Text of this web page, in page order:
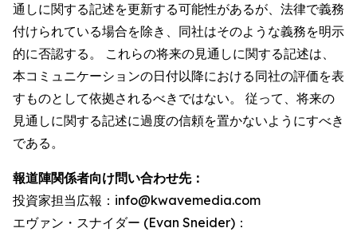
通しに関する記述を更新する可能性があるが、法律で義務
付けられている場合を除き、同社はそのような義務を明示
的に否認する。 これらの将来の見通しに関する記述は、
本コミュニケーションの日付以降における同社の評価を表
すものとして依拠されるべきではない。 従って、将来の
見通しに関する記述に過度の信頼を置かないようにすべき
である。
報道陣関係者向け問い合わせ先：
投資家担当広報：info@kwavemedia.com
エヴァン・スナイダー (Evan Sneider)：